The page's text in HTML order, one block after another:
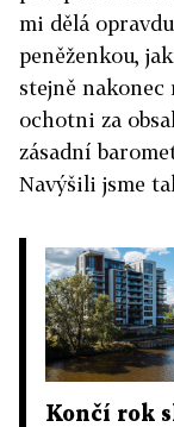
mi dělá
peněženkou,
stejně
ochotni za
zásadní
Navýšili jsme
Končí rok